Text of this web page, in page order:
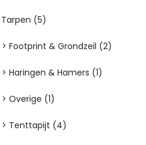
(5)
Footprint & Grondzeil (2)
Haringen & Hamers (1)
Overige (1)
Tenttapijt (4)